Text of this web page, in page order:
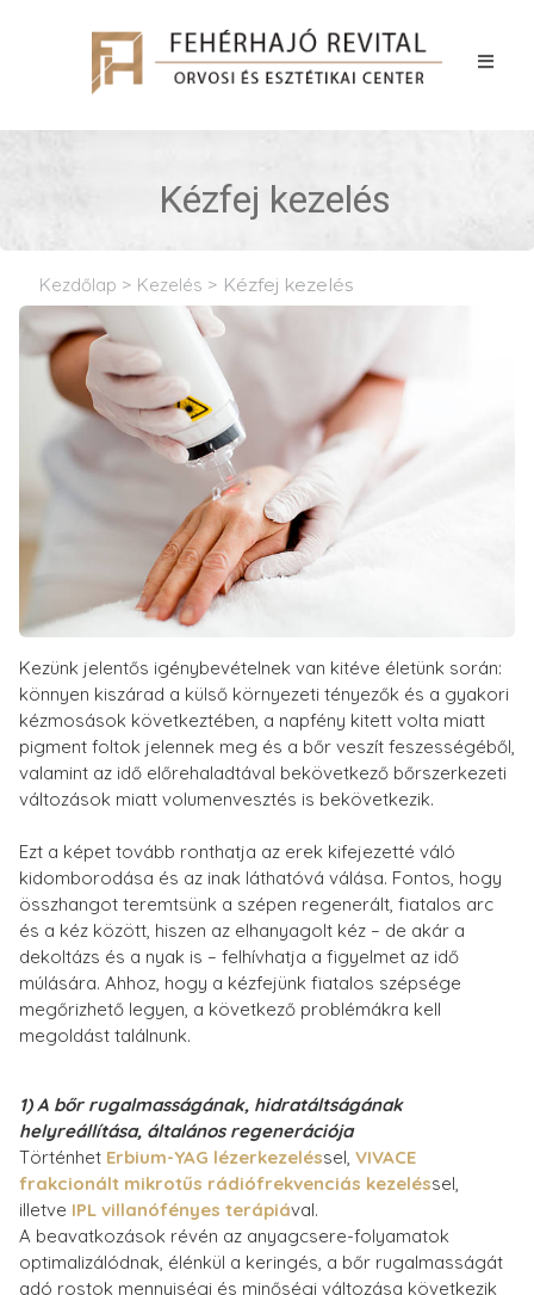
Kézfej kezelés
Kezdőlap > Kezelés > Kézfej kezelés
Kezünk jelentős igénybevételnek van kitéve életünk során:
könnyen kiszárad a külső környezeti tényezők és a gyakori
kézmosások következtében, a napfény kitett volta miatt
pigment foltok jelennek meg és a bőr veszít feszességéből,
valamint az idő előrehaladtával bekövetkező bőrszerkezeti
változások miatt volumenvesztés is bekövetkezik.
Ezt a képet tovább ronthatja az erek kifejezetté váló
kidomborodása és az inak láthatóvá válása. Fontos, hogy
összhangot teremtsünk a szépen regenerált, fiatalos arc
és a kéz között, hiszen az elhanyagolt kéz – de akár a
dekoltázs és a nyak is – felhívhatja a figyelmet az idő
múlására. Ahhoz, hogy a kézfejünk fiatalos szépsége
megőrizhető legyen, a következő problémákra kell
megoldást találnunk.
1) A bőr rugalmasságának, hidratáltságának
helyreállítása, általános regenerációja
Történhet Erbium-YAG lézerkezeléssel, VIVACE
frakcionált mikrotűs rádiófrekvenciás kezeléssel,
illetve IPL villanófényes terápiával.
A beavatkozások révén az anyagcsere-folyamatok
optimalizálódnak, élénkül a keringés, a bőr rugalmasságát
adó rostok mennyiségi és minőségi változása következik